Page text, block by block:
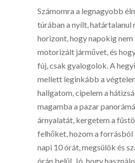
Számomra a legnagyobb
túrában a nyílt, határtalanul
horizont, hogy napokig
motorizált járművet, és
fúj, csak gyalogolok. A
mellett leginkább a
hallgatom, cipelem a
magamba a pazar
árnyalatát, kergetem a
felhőket, hozom a forrásból
napi 10 órát, megsülök és
órán belül. Jó, hogy